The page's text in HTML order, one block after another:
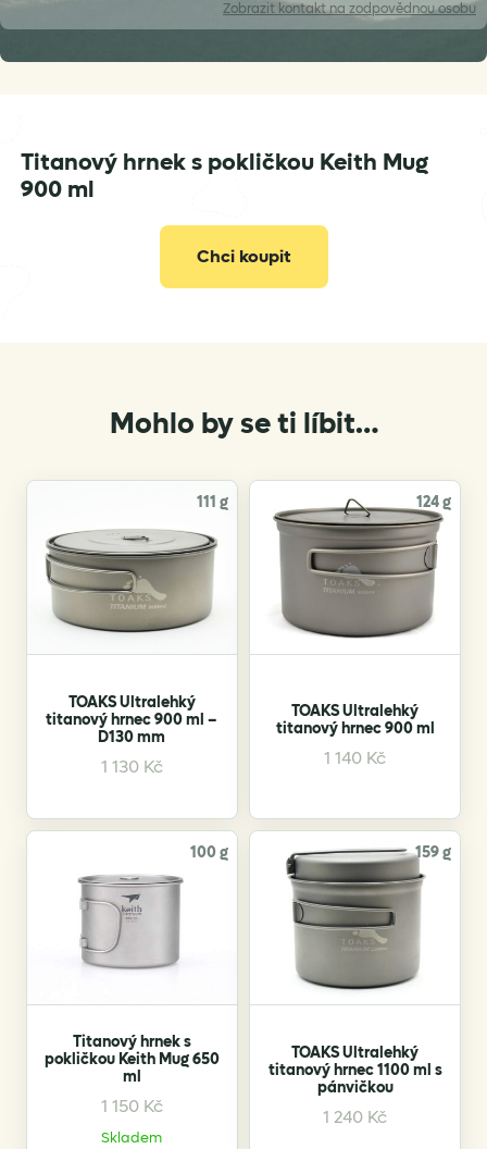
Zobrazit kontakt na zodpovědnou osobu
obchod@bushcraftshop.cz
Titanový hrnek s pokličkou Keith Mug
900 ml
Chci koupit
Mohlo by se ti líbit…
111 g
TOAKS Ultralehký
titanový hrnec 900 ml –
D130 mm
1 130 Kč
124 g
TOAKS Ultralehký
titanový hrnec 900 ml
1 140 Kč
100 g
Titanový hrnek s
pokličkou Keith Mug 650
ml
1 150 Kč
Skladem
159 g
TOAKS Ultralehký
titanový hrnec 1100 ml s
pánvičkou
1 240 Kč